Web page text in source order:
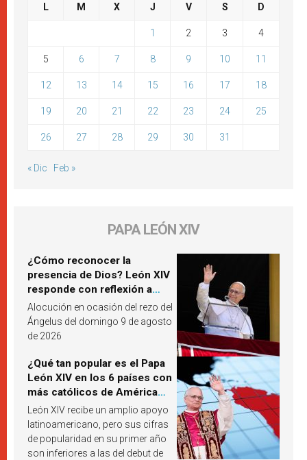
L M X J V S D
1 2 3 4
5 6 7 8 9 10 11
12 13 14 15 16 17 18
19 20 21 22 23 24 25
26 27 28 29 30 31
« Dic Feb »
PAPA LEÓN XIV
¿Cómo reconocer la
presencia de Dios? León XIV
responde con reflexión a
partir de un pasaje del
Evangelio
Alocución en ocasión del rezo del
Ángelus del domingo 9 de agosto
de 2026
¿Qué tan popular es el Papa
León XIV en los 6 países con
más católicos de América
Latina en 2026? Publican
resultados de investigación
León XIV recibe un amplio apoyo
latinoamericano, pero sus cifras
de popularidad en su primer año
son inferiores a las del debut de